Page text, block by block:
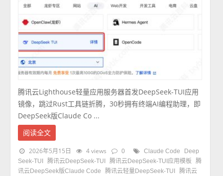
腾讯云Lighthouse轻量应用服务器首发DeepSeek-TUI应用
镜像，跳过Rust工具链折腾，30秒拥有终端AI编程助理，即
DeepSeek版Claude Co ...
阅读全文
2026年5月15日 4 views 0 Claude Code
Deep
Seek-TUI 腾讯云DeepSeek-TUI 腾讯云DeepSeek-TUI应用模板
腾
讯云DeepSeek版Claude Code
腾讯云轻量DeepSeek-TUI 腾讯云